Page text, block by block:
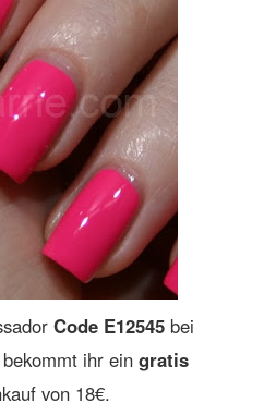
Code E12545 bei
ihr ein gratis
von 18€.